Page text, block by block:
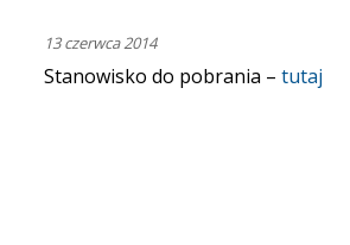
13 czerwca 2014
Stanowisko do pobrania – tutaj